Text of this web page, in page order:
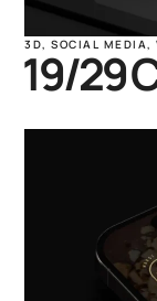
3D,SOCIAL MEDIA,
19/29